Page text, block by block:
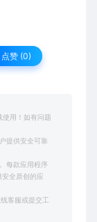
点赞 (0)
使用！如有问题
提供安全可靠
每款应用程序
安全原创的应
客服或提交工